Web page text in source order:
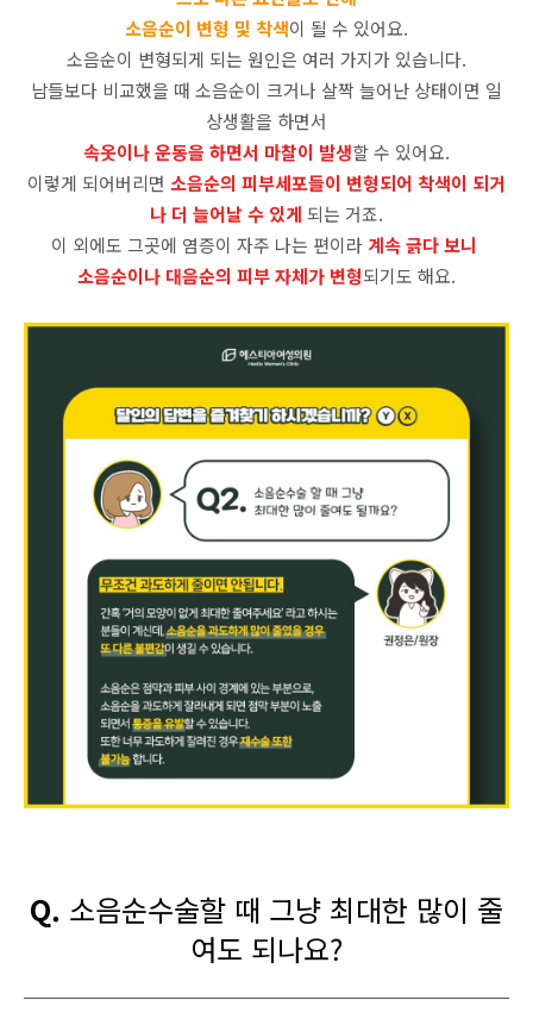
소음순이 변형 및 착색이 될 수 있어요.
소음순이 변형되게 되는 원인은 여러 가지가 있습니다.
남들보다 비교했을 때 소음순이 크거나 살짝 늘어난 상태이면 일
상생활을 하면서
속옷이나 운동을 하면서 마찰이 발생할 수 있어요.
이렇게 되어버리면 소음순의 피부세포들이 변형되어 착색이 되거
나 더 늘어날 수 있게 되는 거죠.
이 외에도 그곳에 염증이 자주 나는 편이라 계속 긁다 보니
소음순이나 대음순의 피부 자체가 변형되기도 해요.
Q. 소음순수술할 때 그냥 최대한 많이 줄
여도 되나요?